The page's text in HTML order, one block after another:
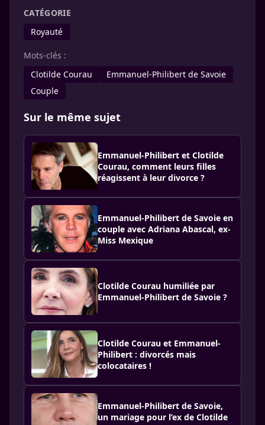
CATÉGORIE
Royauté
Mots-clés :
Clotilde Courau
Emmanuel-Philibert de Savoie
Couple
Sur le même sujet
Emmanuel-Philibert et Clotilde
Courau, comment leurs filles
réagissent à leur divorce ?
Emmanuel-Philibert de Savoie en
couple avec Adriana Abascal, ex-
Miss Mexique
Clotilde Courau humiliée par
Emmanuel-Philibert de Savoie ?
Clotilde Courau et Emmanuel-
Philibert : divorcés mais
colocataires !
Emmanuel-Philibert de Savoie,
un mariage pour l’ex de Clotilde